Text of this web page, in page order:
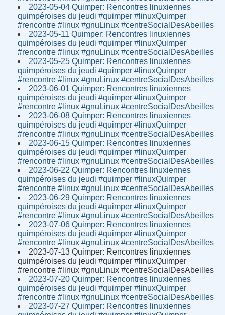
2023-05-04 Quimper: Rencontres linuxiennes
quimpéroises du jeudi #quimper #linuxQuimper
#rencontre #linux #gnuLinux #centreSocialDesAbeilles
2023-05-11 Quimper: Rencontres linuxiennes
quimpéroises du jeudi #quimper #linuxQuimper
#rencontre #linux #gnuLinux #centreSocialDesAbeilles
2023-05-25 Quimper: Rencontres linuxiennes
quimpéroises du jeudi #quimper #linuxQuimper
#rencontre #linux #gnuLinux #centreSocialDesAbeilles
2023-06-01 Quimper: Rencontres linuxiennes
quimpéroises du jeudi #quimper #linuxQuimper
#rencontre #linux #gnuLinux #centreSocialDesAbeilles
2023-06-08 Quimper: Rencontres linuxiennes
quimpéroises du jeudi #quimper #linuxQuimper
#rencontre #linux #gnuLinux #centreSocialDesAbeilles
2023-06-15 Quimper: Rencontres linuxiennes
quimpéroises du jeudi #quimper #linuxQuimper
#rencontre #linux #gnuLinux #centreSocialDesAbeilles
2023-06-22 Quimper: Rencontres linuxiennes
quimpéroises du jeudi #quimper #linuxQuimper
#rencontre #linux #gnuLinux #centreSocialDesAbeilles
2023-06-29 Quimper: Rencontres linuxiennes
quimpéroises du jeudi #quimper #linuxQuimper
#rencontre #linux #gnuLinux #centreSocialDesAbeilles
2023-07-06 Quimper: Rencontres linuxiennes
quimpéroises du jeudi #quimper #linuxQuimper
#rencontre #linux #gnuLinux #centreSocialDesAbeilles
2023-07-13 Quimper: Rencontres linuxiennes
quimpéroises du jeudi #quimper #linuxQuimper
#rencontre #linux #gnuLinux #centreSocialDesAbeilles
2023-07-20 Quimper: Rencontres linuxiennes
quimpéroises du jeudi #quimper #linuxQuimper
#rencontre #linux #gnuLinux #centreSocialDesAbeilles
2023-07-27 Quimper: Rencontres linuxiennes